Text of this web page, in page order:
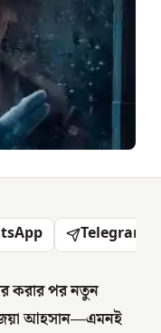
Telegram
করার পর নতুন
জয়া আহসান—এমনই